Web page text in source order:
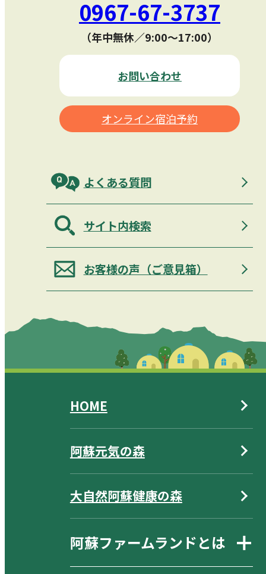
0967-67-3737
（年中無休／9:00〜17:00）
お問い合わせ
オンライン宿泊予約
よくある質問
サイト内検索
お客様の声（ご意見箱）
HOME
阿蘇元気の森
大自然阿蘇健康の森
阿蘇ファームランドとは